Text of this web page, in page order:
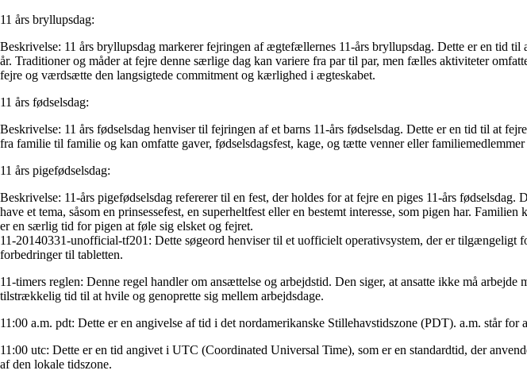
11 års bryllupsdag:
Beskrivelse: 11 års bryllupsdag markerer fejringen af ​​ægtefællernes 11-års bryllupsdag. Dette er en tid
år. Traditioner og måder at fejre denne særlige dag kan variere fra par til par, men fælles aktiviteter
fejre og værdsætte den langsigtede commitment og kærlighed i ægteskabet.
11 års fødselsdag:
Beskrivelse: 11 års fødselsdag henviser til fejringen af ​​et barns 11-års fødselsdag. Dette er en tid til at
fra familie til familie og kan omfatte gaver, fødselsdagsfest, kage, og tætte venner eller
11 års pigefødselsdag:
Beskrivelse: 11-års pigefødselsdag refererer til en fest, der holdes for at fejre en piges 11-års
have et tema, såsom en prinsessefest, en superheltfest eller en bestemt interesse, som pigen har.
er en særlig tid for pigen at føle sig elsket og fejret.
11-20140331-unofficial-tf201: Dette søgeord henviser til et uofficielt operativsystem, der er
forbedringer til tabletten.
11-timers reglen: Denne regel handler om ansættelse og arbejdstid. Den siger, at ansatte ikke må
tilstrækkelig tid til at hvile og genoprette sig mellem arbejdsdage.
11:00 a.m. pdt: Dette er en angivelse af tid i det nordamerikanske Stillehavstidszone (PDT). a.m. står
11:00 utc: Dette er en tid angivet i UTC (Coordinated Universal Time), som er en standardtid, der
af den lokale tidszone.